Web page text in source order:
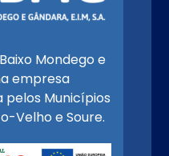
Mondego e
empresa
Municípios
Velho e Soure.